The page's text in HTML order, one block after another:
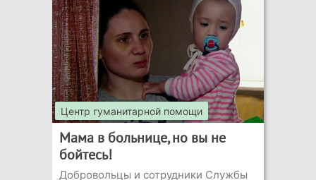
Центр гуманитарной помощи
Мама в больнице, но вы не
бойтесь!
Добровольцы и сотрудники Службы